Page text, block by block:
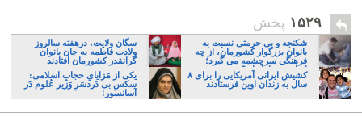
۱۵۲۹ پخش
شکنجه و بی حرمتی نسبت به
بانوان بزرگوار کشورمان، از چه
فرهنگی سرچشمه می گیرد؛
ایرانی، و یا تازیان؟
سگان ولایت، درهفته سالروز
ولادت فاطمه به جان بانوان
گرانقدر کشورمان افتادند
کشیش ایرانی آمریکایی را برای ۸
سال به زندان اوین فرستادند
یکی از مَزایایِ حجابِ اسلامی:
سکسِ بی دَردسَرِ وَزیر عُلوم دَر
آسانسور!